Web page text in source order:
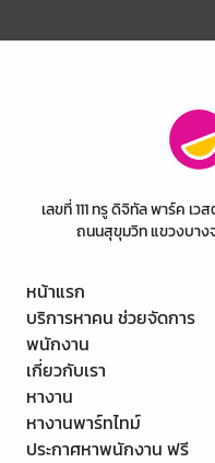
เลขที่ 111 ทรู ดิจิทัล พาร์ค เ
ถนนสุขุมวิท แขวงบาง
หน้าแรก
บริการหาคน ช่วยจัดการ
พนักงาน
เกี่ยวกับเรา
หางาน
หางานพาร์ทไทม์
ประกาศหาพนักงาน ฟรี